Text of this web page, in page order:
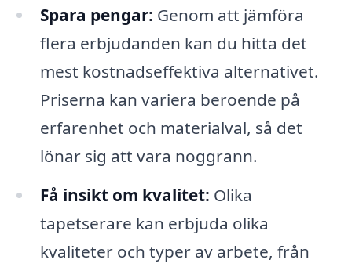
Spara pengar: Genom att jämföra
flera erbjudanden kan du hitta det
mest kostnadseffektiva alternativet.
Priserna kan variera beroende på
erfarenhet och materialval, så det
lönar sig att vara noggrann.
Få insikt om kvalitet: Olika
tapetserare kan erbjuda olika
kvaliteter och typer av arbete, från